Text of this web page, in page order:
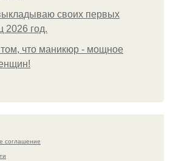
своих первых
2026 год.
что маникюр - мощное
соглашение